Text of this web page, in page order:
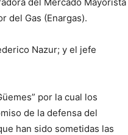
del Gas (Enargas).
Nazur; y el jefe
por la cual los
de la defensa del
han sido sometidas las